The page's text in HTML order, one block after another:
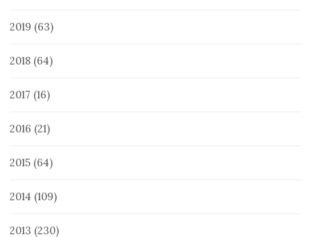
2019 (63)
2018 (64)
2017 (16)
2016 (21)
2015 (64)
2014 (109)
2013 (230)